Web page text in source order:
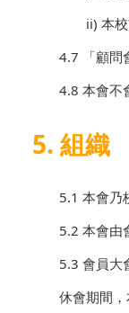
ii) 本
4.7 「顧問
4.8 本會不
5. 組織
5.1 本會乃
5.2 本會由
5.3 會員大
休會期間，